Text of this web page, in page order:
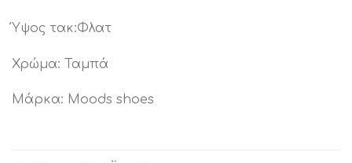
Ύψος τακ:Φλατ
Χρώμα: Ταμπά
Μάρκα: Moods shoes